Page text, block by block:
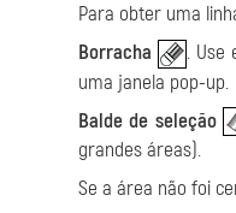
Para obter uma
Borracha
. Use
uma janela pop-up.
Balde de seleção
grandes áreas).
Se a área não foi